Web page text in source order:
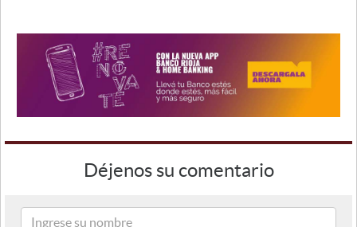
Déjenos su comentario